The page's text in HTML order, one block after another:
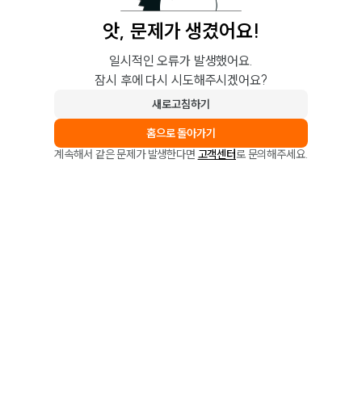
앗, 문제가 생겼어요!
일시적인 오류가 발생했어요.
잠시 후에 다시 시도해주시겠어요?
새로고침하기
홈으로 돌아가기
계속해서 같은 문제가 발생한다면 고객센터로 문의해주세요.